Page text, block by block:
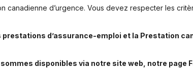
canadienne d’urgence. Vous devez respecter les
prestations d’assurance-emploi et la Prestation
disponibles via notre site web, notre page